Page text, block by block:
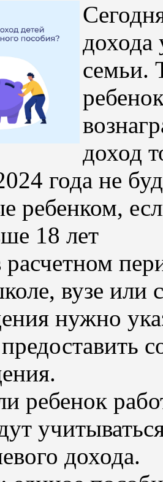
дохода
семьи.
доход
года не
ребенком,
18 лет
расчетном
вузе или
нужно
ребенок
дохода.